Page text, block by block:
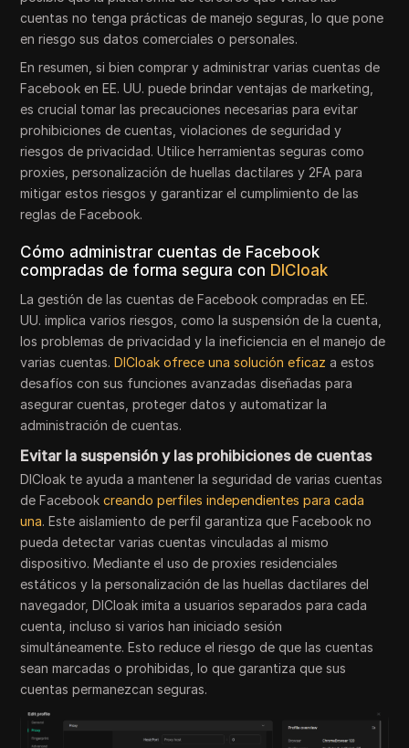
cuentas no tenga prácticas de manejo seguras, lo que pone
en riesgo sus datos comerciales o personales.
En resumen, si bien comprar y administrar varias cuentas de
Facebook en EE. UU. puede brindar ventajas de marketing,
es crucial tomar las precauciones necesarias para evitar
prohibiciones de cuentas, violaciones de seguridad y
riesgos de privacidad. Utilice herramientas seguras como
proxies, personalización de huellas dactilares y 2FA para
mitigar estos riesgos y garantizar el cumplimiento de las
reglas de Facebook.
Cómo administrar cuentas de Facebook
compradas de forma segura con DICloak
La gestión de las cuentas de Facebook compradas en EE.
UU. implica varios riesgos, como la suspensión de la cuenta,
los problemas de privacidad y la ineficiencia en el manejo de
varias cuentas.DICloak ofrece una solución eficaz a estos
desafíos con sus funciones avanzadas diseñadas para
asegurar cuentas, proteger datos y automatizar la
administración de cuentas.
Evitar la suspensión y las prohibiciones de cuentas
DICloak te ayuda a mantener la seguridad de varias cuentas
de Facebookcreando perfiles independientes para cada
una. Este aislamiento de perfil garantiza que Facebook no
pueda detectar varias cuentas vinculadas al mismo
dispositivo. Mediante el uso de proxies residenciales
estáticos y la personalización de las huellas dactilares del
navegador, DICloak imita a usuarios separados para cada
cuenta, incluso si varios han iniciado sesión
simultáneamente. Esto reduce el riesgo de que las cuentas
sean marcadas o prohibidas, lo que garantiza que sus
cuentas permanezcan seguras.